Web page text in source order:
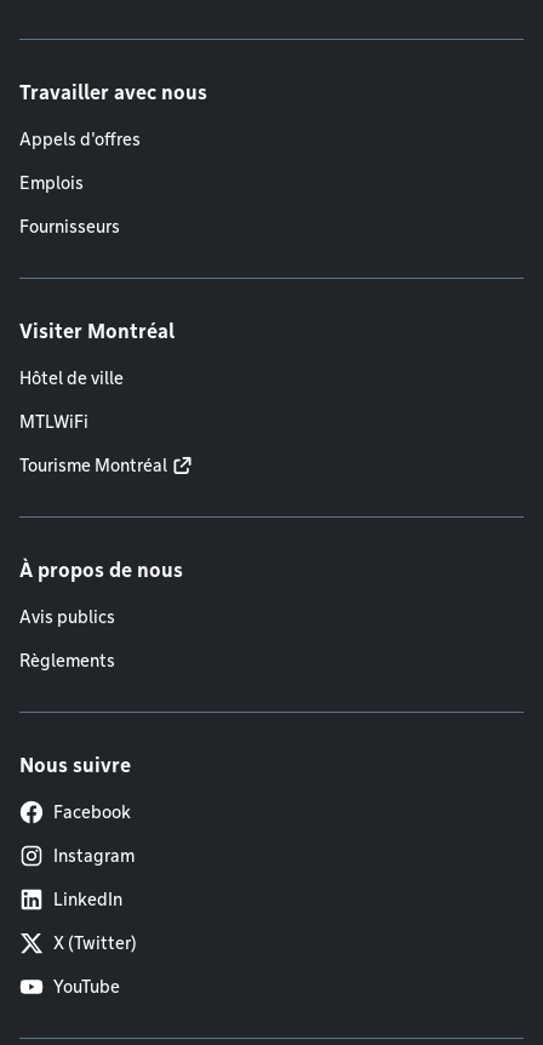
Travailler avec nous
Appels d'offres
Emplois
Fournisseurs
Visiter Montréal
Hôtel de ville
MTLWiFi
Tourisme Montréal
À propos de nous
Avis publics
Règlements
Nous suivre
Facebook
Instagram
LinkedIn
X (Twitter)
YouTube